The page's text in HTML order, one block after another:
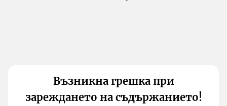
Възникна грешка при
зареждането на съдържанието!